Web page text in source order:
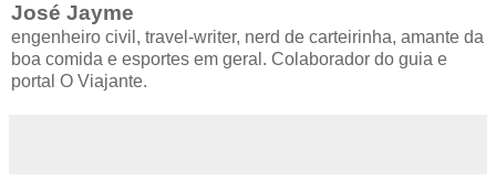
José Jayme
engenheiro civil, travel-writer, nerd de carteirinha, amante da
boa comida e esportes em geral. Colaborador do guia e
portal O Viajante.